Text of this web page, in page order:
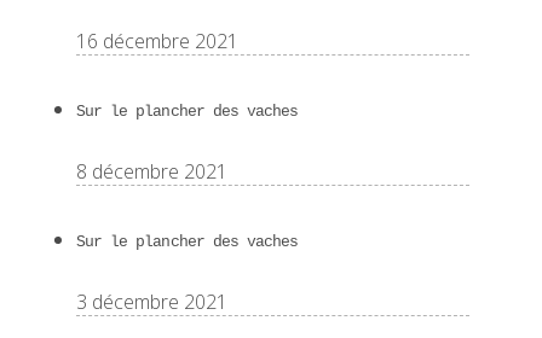
16 décembre 2021
Sur le plancher des vaches
8 décembre 2021
Sur le plancher des vaches
3 décembre 2021